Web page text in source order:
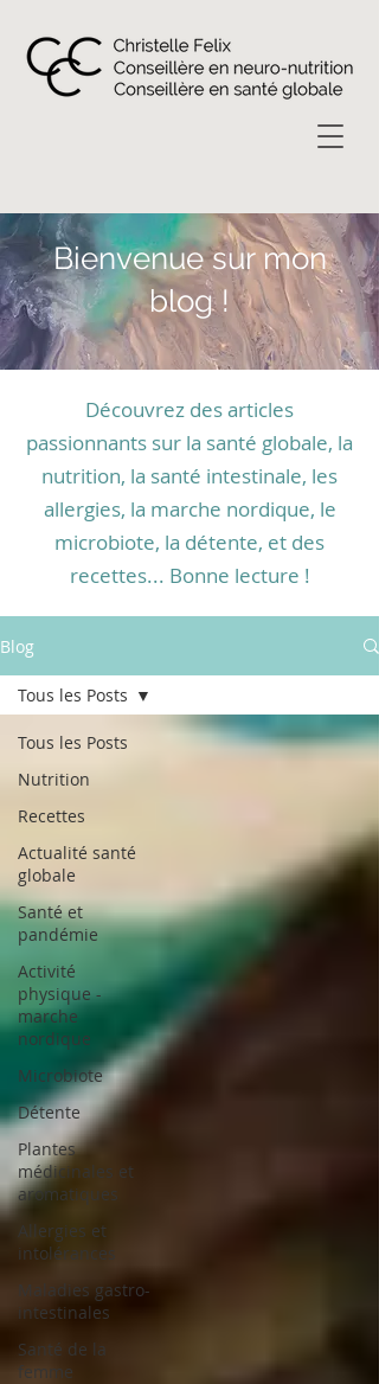
Bienvenue sur mon
blog !
Découvrez des articles
passionnants sur la santé globale, la
nutrition, la santé intestinale, les
allergies, la marche nordique, le
microbiote, la détente, et des
recettes... Bonne lecture !
Blog
Tous les Posts
Nutrition
Recettes
Actualité santé
globale
Santé et
pandémie
Activité
physique -
marche
nordique
Microbiote
Détente
Plantes
médicinales et
aromatiques
Allergies et
intolérances
Maladies gastro-
intestinales
Santé de la
femme
Tous les Posts